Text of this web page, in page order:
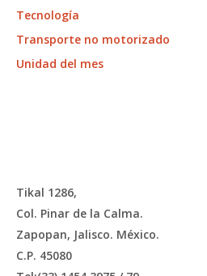
Tecnología
Transporte no motorizado
Unidad del mes
Tikal 1286,
Col. Pinar de la Calma.​
Zapopan, Jalisco. México.
C.P. 45080​